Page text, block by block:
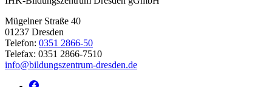
Mügelner Straße 40
01237 Dresden
Telefon: 0351 2866-50
Telefax: 0351 2866-7510
info@bildungszentrum-dresden.de